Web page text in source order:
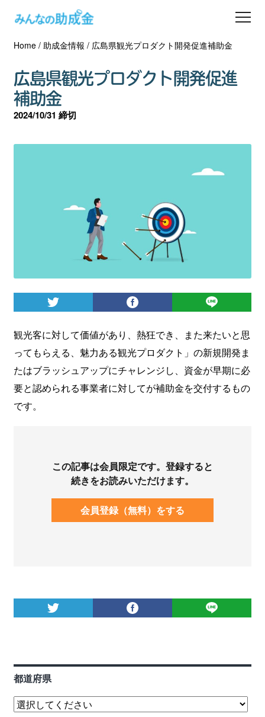
助成金を探す
士業の方へ
助成金コラム
会員登録
Home/ 助成金情報 / 広島県観光プロダクト開発促進補助金
広島県観光プロダクト開発促進
補助金
2024/10/31 締切
観光客に対して価値があり、熱狂でき、また来たいと思
ってもらえる、魅力ある観光プロダクト」の新規開発ま
たはブラッシュアップにチャレンジし、資金が早期に必
要と認められる事業者に対してが補助金を交付するもの
です。
この記事は会員限定です。登録すると
続きをお読みいただけます。
会員登録（無料）をする
都道府県